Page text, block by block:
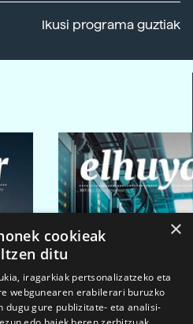
Ikusi programa guztiak
×
cookieak
ditu
iragarkiak pertsonalizatzeko eta
webgunearen erabilerari buruzko
dugu gure publizitate- eta analisi-